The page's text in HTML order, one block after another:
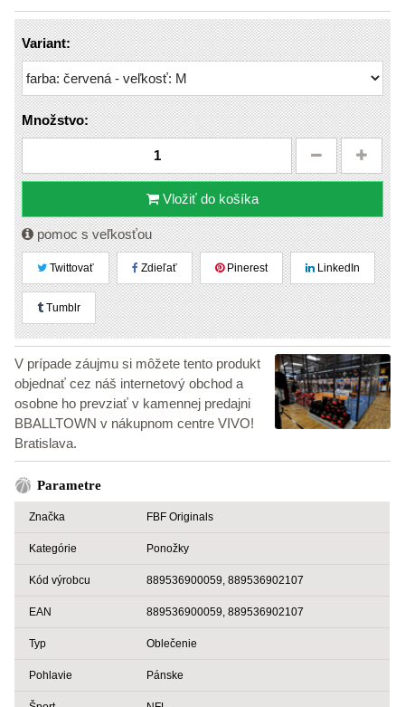
Variant:
Množstvo:
Vložiť do košíka
pomoc s veľkosťou
Twittovať Zdieľať Pinerest LinkedIn
Tumblr
V prípade záujmu si môžete tento produkt
objednať cez náš internetový obchod a
osobne ho prevziať v kamennej predajni
BBALLTOWN v nákupnom centre VIVO!
Bratislava.
Parametre
Značka FBF Originals
Kategórie Ponožky
Kód výrobcu 889536900059, 889536902107
EAN 889536900059, 889536902107
Typ Oblečenie
Pohlavie Pánske